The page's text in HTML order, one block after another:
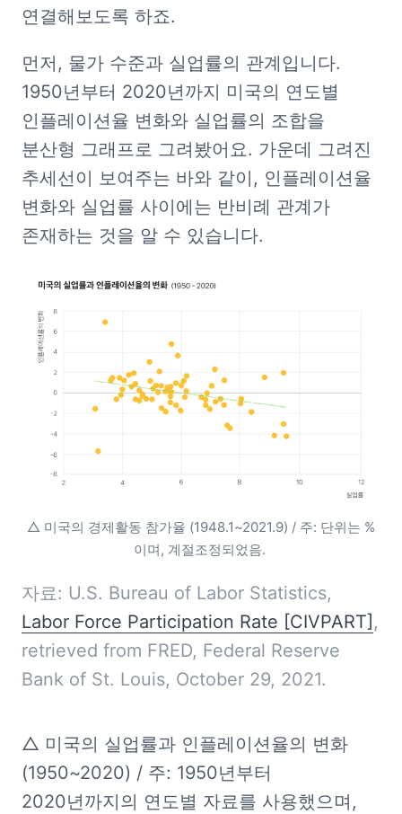
연결해보도록 하죠.
먼저, 물가 수준과 실업률의 관계입니다.
1950년부터 2020년까지 미국의 연도별
인플레이션율 변화와 실업률의 조합을
분산형 그래프로 그려봤어요. 가운데 그려진
추세선이 보여주는 바와 같이, 인플레이션율
변화와 실업률 사이에는 반비례 관계가
존재하는 것을 알 수 있습니다.
△ 미국의 경제활동 참가율 (1948.1~2021.9) / 주: 단위는 %
이며, 계절조정되었음.
Labor Force Participation Rate [CIVPART] ,
retrieved from FRED, Federal Reserve
Bank of St. Louis, October 29, 2021.
△ 미국의 실업률과 인플레이션율의 변화
(1950~2020) / 주: 1950년부터
2020년까지의 연도별 자료를 사용했으며,